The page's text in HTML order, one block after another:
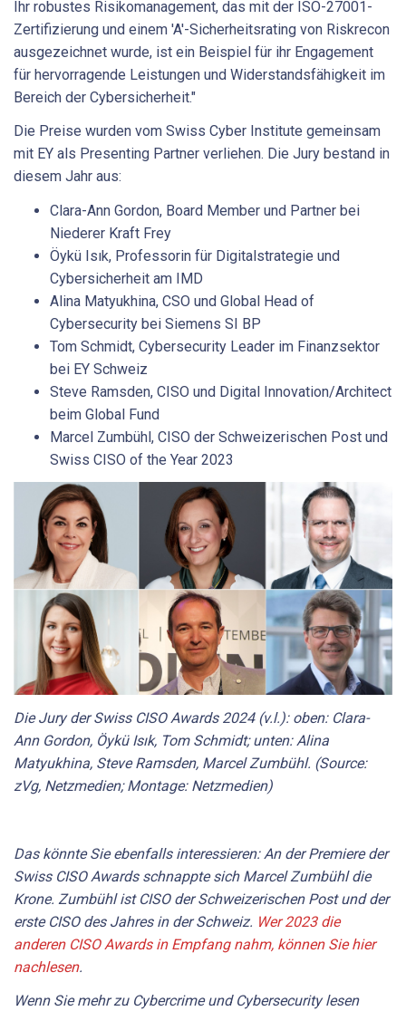
Ihr robustes Risikomanagement, das mit der ISO-27001-
Zertifizierung und einem 'A'-Sicherheitsrating von Riskrecon
ausgezeichnet wurde, ist ein Beispiel für ihr Engagement
für hervorragende Leistungen und Widerstandsfähigkeit im
Bereich der Cybersicherheit."
Die Preise wurden vom Swiss Cyber Institute gemeinsam
mit EY als Presenting Partner verliehen. Die Jury bestand in
diesem Jahr aus:
Clara-Ann Gordon, Board Member und Partner bei
Niederer Kraft Frey
Öykü Isık, Professorin für Digitalstrategie und
Cybersicherheit am IMD
Alina Matyukhina, CSO und Global Head of
Cybersecurity bei Siemens SI BP
Tom Schmidt, Cybersecurity Leader im Finanzsektor
bei EY Schweiz
Steve Ramsden, CISO und Digital Innovation/Architect
beim Global Fund
Marcel Zumbühl, CISO der Schweizerischen Post und
Swiss CISO of the Year 2023
Die Jury der Swiss CISO Awards 2024 (v.l.): oben: Clara-
Ann Gordon, Öykü Isık, Tom Schmidt; unten: Alina
Matyukhina, Steve Ramsden, Marcel Zumbühl. (Source:
zVg, Netzmedien; Montage: Netzmedien)
Das könnte Sie ebenfalls interessieren: An der Premiere der
Swiss CISO Awards schnappte sich Marcel Zumbühl die
Krone. Zumbühl ist CISO der Schweizerischen Post und der
erste CISO des Jahres in der Schweiz. Wer 2023 die
anderen CISO Awards in Empfang nahm, können Sie hier
nachlesen.
Wenn Sie mehr zu Cybercrime und Cybersecurity lesen